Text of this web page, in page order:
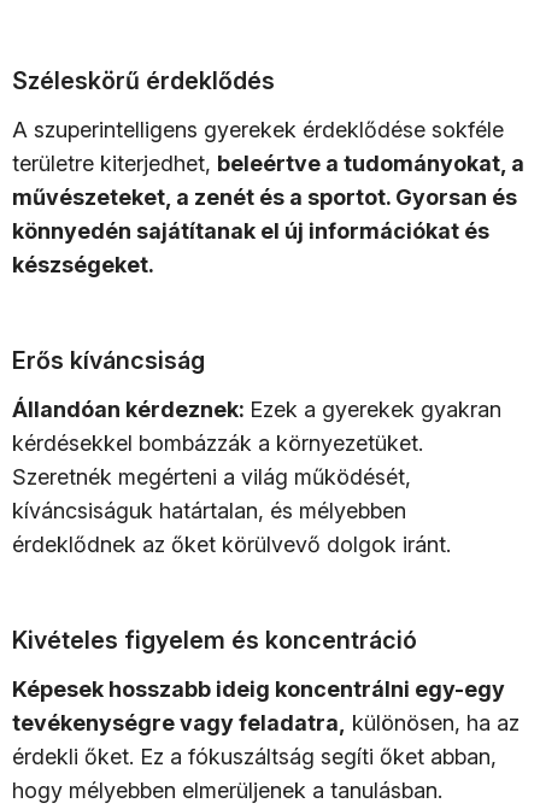
Széleskörű érdeklődés
A szuperintelligens gyerekek érdeklődése sokféle
területre kiterjedhet, beleértve a tudományokat, a
művészeteket, a zenét és a sportot. Gyorsan és
könnyedén sajátítanak el új információkat és
készségeket.
Erős kíváncsiság
Állandóan kérdeznek: Ezek a gyerekek gyakran
kérdésekkel bombázzák a környezetüket.
Szeretnék megérteni a világ működését,
kíváncsiságuk határtalan, és mélyebben
érdeklődnek az őket körülvevő dolgok iránt.
Kivételes figyelem és koncentráció
Képesek hosszabb ideig koncentrálni egy-egy
tevékenységre vagy feladatra,
különösen, ha az
érdekli őket. Ez a fókuszáltság segíti őket abban,
hogy mélyebben elmerüljenek a tanulásban.